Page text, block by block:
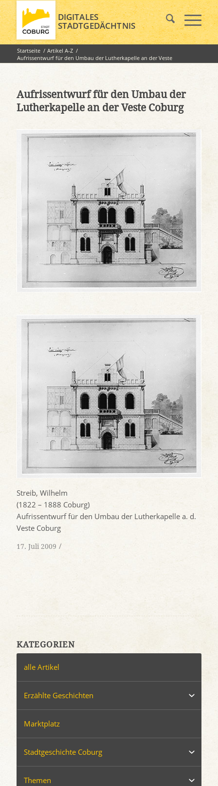
DIGITALES
STADTGEDÄCHTNIS
Startseite / Artikel A-Z /
Aufrissentwurf für den Umbau der Lutherkapelle an der Veste
Coburg
Aufrissentwurf für den Umbau der
Lutherkapelle an der Veste Coburg
Streib, Wilhelm
(1822 – 1888 Coburg)
Aufrissentwurf für den Umbau der Lutherkapelle a. d.
Veste Coburg
17. Juli 2009 /
KATEGORIEN
alle Artikel
Erzählte Geschichten
Marktplatz
Stadtgeschichte Coburg
Themen